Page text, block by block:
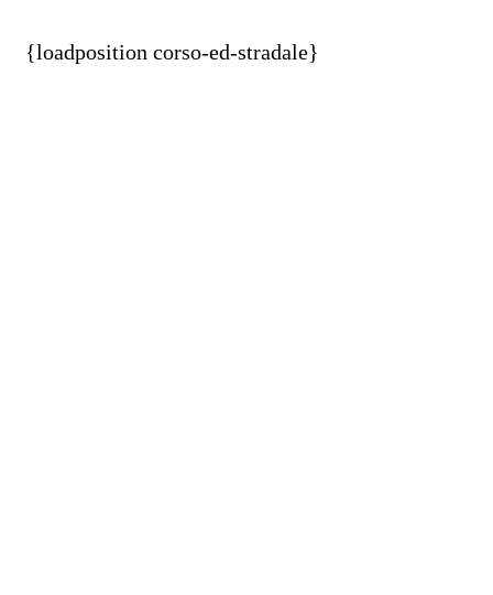
{loadposition corso-ed-stradale}